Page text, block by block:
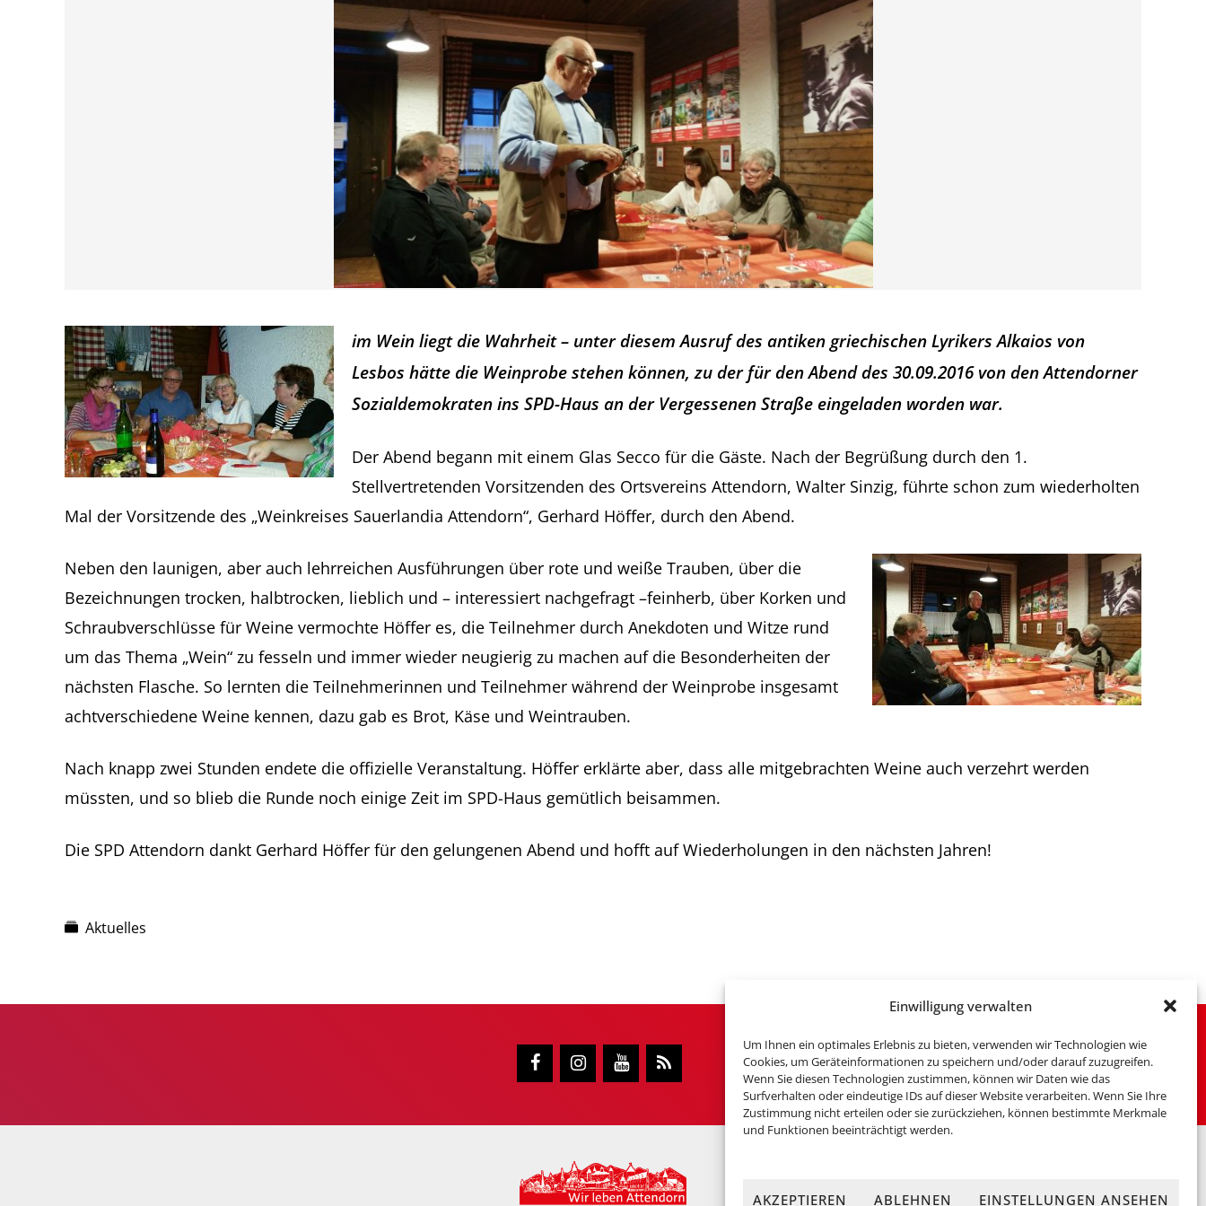
Einwilligung verwalten
Um Ihnen ein optimales Erlebnis zu bieten, verwenden wir Technologien wie
Cookies, um Geräteinformationen zu speichern und/oder darauf zuzugreifen.
Wenn Sie diesen Technologien zustimmen, können wir Daten wie das
Surfverhalten oder eindeutige IDs auf dieser Website verarbeiten. Wenn Sie Ihre
Zustimmung nicht erteilen oder sie zurückziehen, können bestimmte Merkmale
und Funktionen beeinträchtigt werden.
AKZEPTIEREN ABLEHNEN EINSTELLUNGEN ANSEHEN
im Wein liegt die Wahrheit – unter diesem Ausruf des antiken griechischen Lyrikers Alkaios von
Lesbos hätte die Weinprobe stehen können, zu der für den Abend des 30.09.2016 von den Attendorner
Sozialdemokraten ins SPD-Haus an der Vergessenen Straße eingeladen worden war.
Der Abend begann mit einem Glas Secco für die Gäste. Nach der Begrüßung durch den 1.
Stellvertretenden Vorsitzenden des Ortsvereins Attendorn, Walter Sinzig, führte schon zum wiederholten
Mal der Vorsitzende des „Weinkreises Sauerlandia Attendorn“, Gerhard Höffer, durch den Abend.
Neben den launigen, aber auch lehrreichen Ausführungen über rote und weiße Trauben, über die
Bezeichnungen trocken, halbtrocken, lieblich und – interessiert nachgefragt –feinherb, über Korken und
Schraubverschlüsse für Weine vermochte Höffer es, die Teilnehmer durch Anekdoten und Witze rund
um das Thema „Wein“ zu fesseln und immer wieder neugierig zu machen auf die Besonderheiten der
nächsten Flasche. So lernten die Teilnehmerinnen und Teilnehmer während der Weinprobe insgesamt
achtverschiedene Weine kennen, dazu gab es Brot, Käse und Weintrauben.
Nach knapp zwei Stunden endete die offizielle Veranstaltung. Höffer erklärte aber, dass alle mitgebrachten Weine auch verzehrt werden
müssten, und so blieb die Runde noch einige Zeit im SPD-Haus gemütlich beisammen.
Die SPD Attendorn dankt Gerhard Höffer für den gelungenen Abend und hofft auf Wiederholungen in den nächsten Jahren!
Aktuelles